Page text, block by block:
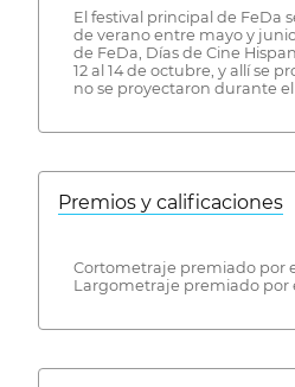
El festival principal de FeDa
de verano entre mayo y
de FeDa, Días de Cine
12 al 14 de octubre, y allí se
no se proyectaron durante el
Premios y calificaciones
Cortometraje premiado por
Largometraje premiado por